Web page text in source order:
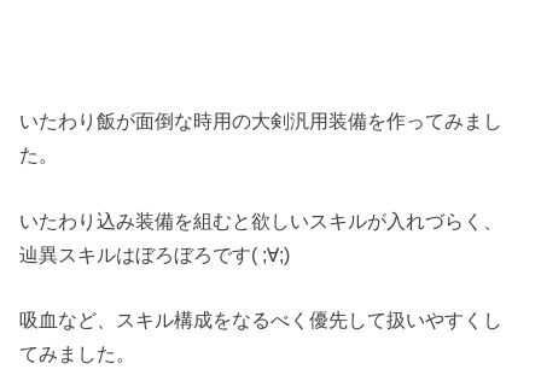
いたわり飯が面倒な時用の大剣汎用装備を作ってみまし
た。
いたわり込み装備を組むと欲しいスキルが入れづらく、
辿異スキルはぼろぼろです( ;∀;)
吸血など、スキル構成をなるべく優先して扱いやすくし
てみました。